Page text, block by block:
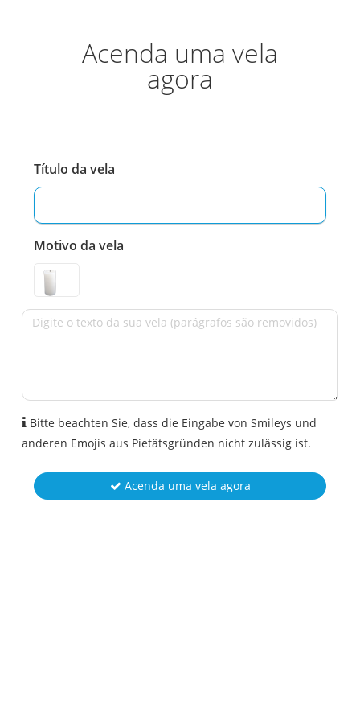
Acenda uma vela
agora
Título da vela
Motivo da vela
Bitte beachten Sie, dass die Eingabe von Smileys und
anderen Emojis aus Pietätsgründen nicht zulässig ist.
Acenda uma vela agora